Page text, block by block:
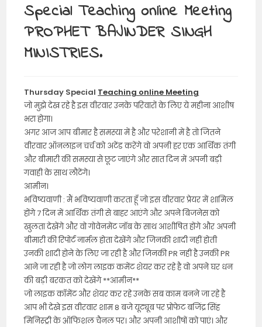
Special Teaching online Meeting
PROPHET BAJINDER SINGH
MINISTRIES.
Thursday Special Teaching online Meeting
जो मुझे देख रहे है इस वीरवार उनके परिवारों के लिए ये महीना आशीष
भरा होगा।
अगर आज आप बीमार है समस्या में है और परेशानी में है तो जितने
वीरवार ऑनलाइन चर्च को अटेंड करेंगे वो अपनी हर एक आर्थिक तंगी
और बीमारी की समस्या से छूट जाएंगे और सात दिन में अपनी बड़ी
गवाही के साथ लौटेंगे।
आमीन।
भविष्यवाणी : मैं भविष्यवाणी करता हूँ जो इस वीरवार प्रेयर में शामिल
होंगे 7 दिन में आर्थिक तंगी से बाहर आएंगे और अपने बिजनेस को
खुलता देखेंगे और वो गोवेनमेंट जॉब के साथ आशीषित होंगे और अपनी
बीमारी की रिपोर्ट नार्मल होता देखेंगे और जिनकी शादी नहीं होती
उनकी शादी होने के लिए जा रही है और जिनकी PR नहीं है उनकी PR
आने जा रही है जो लोग लाइक कमेंट शेयर कर रहे है वो अपने घर धन
की बड़ी बरकत को देखेंगे **आमीन**
जो लाइक कॉमेंट और शेयर कर रहे उनके सब काम बनने जा रहे है
आप भी देखे इस वीरवार शाम 8 बजे यूट्यूब पर प्रोफेट बजिंद्र सिंह
मिनिस्ट्री के ऑफिशल चैनल पर। और अपनी आशीषों को पाएं। और